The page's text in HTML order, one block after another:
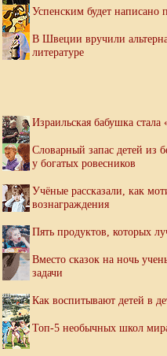
Успенским будет
В Швеции вручили
литературе
Израильская бабушка
Словарный запас детей из
у богатых ровесников
Учёные рассказали, как
вознаграждения
Пять продуктов, которых
Вместо сказок на ночь
задачи
Как воспитывают детей в
Топ-5 необычных школ